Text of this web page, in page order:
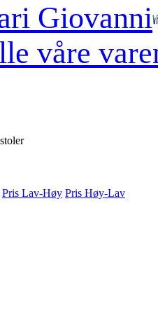
Giovanni
våre
Pris Lav-Høy Pris Høy-Lav